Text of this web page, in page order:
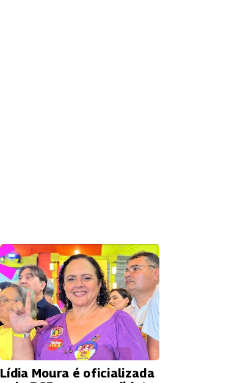
Lídia Moura é oficializada